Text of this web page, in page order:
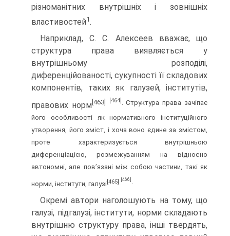
різноманітних внутрішніх і зовнішніх
властивостей1.
Наприклад, С. С. Алексеев вважає, що
структура права виявляється у
внутрішньому розподілі,
диференційованості, сукупності її складових
компонентів, таких як галузей, інститутів,
правових норм [463] [464]
. Структура права зачіпає
його особливості як нормативного інституційного
утворення, його зміст, і хоча воно єдине за змістом,
проте характеризується внутрішньою
диференціацією, розмежуванням на відносно
автономні, але пов’язані між собою частини, такі як
норми, інститути, галузі[465] [466]
Окремі автори наголошують на тому, що
галузі, підгалузі, інститути, норми складають
внутрішню структуру права, інші твердять,